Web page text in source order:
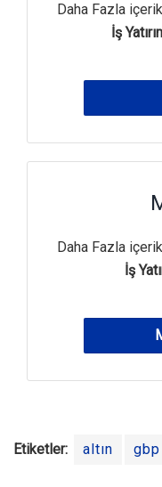
Daha Fazla
İş
Daha Fazla
İş
Etiketler: altın gbp